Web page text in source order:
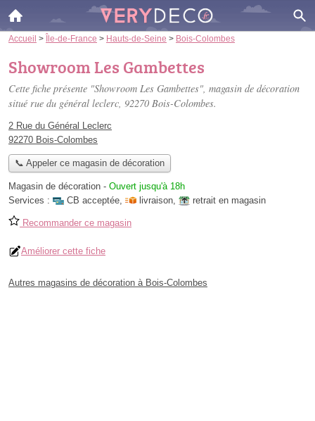
Accueil > Île-de-France > Hauts-de-Seine > Bois-Colombes
Showroom Les Gambettes
Cette fiche présente "Showroom Les Gambettes", magasin de décoration
situé rue du général leclerc, 92270 Bois-Colombes.
2 Rue du Général Leclerc
92270 Bois-Colombes
📞 Appeler ce magasin de décoration
Magasin de décoration - Ouvert jusqu'à 18h
Services :
CB acceptée, livraison, retrait en magasin
Recommander ce magasin
Améliorer cette fiche
Autres magasins de décoration à Bois-Colombes